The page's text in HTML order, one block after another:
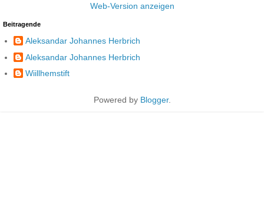
Web-Version anzeigen
Beitragende
Aleksandar Johannes Herbrich
Aleksandar Johannes Herbrich
Wiillhemstift
Powered by Blogger.